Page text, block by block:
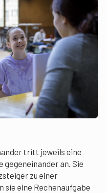
tritt jeweils eine
gegeneinander an. Sie
zu einer
sie eine Rechenaufgabe